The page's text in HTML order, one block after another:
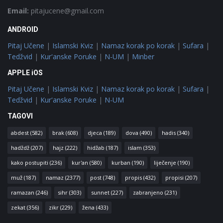
Email: pitajucene@gmail.com
ANDROID
Pitaj Učene | Islamski Kviz | Namaz korak po korak | Sufara |
Tedžvid | Kur'anske Poruke | N-UM | Minber
APPLE iOS
Pitaj Učene | Islamski Kviz | Namaz korak po korak | Sufara |
Tedžvid | Kur'anske Poruke | N-UM
TAGOVI
abdest (582) brak (608) djeca (189) dova (490) hadis (340)
hadždž (207) hajz (222) hidžab (187) islam (353)
kako postupiti (236) kur'an (580) kurban (190) liječenje (190)
muž (187) namaz (2377) post (748) propis (432) propisi (207)
ramazan (246) sihr (303) sunnet (227) zabranjeno (231)
zekat (356) zikr (229) žena (433)